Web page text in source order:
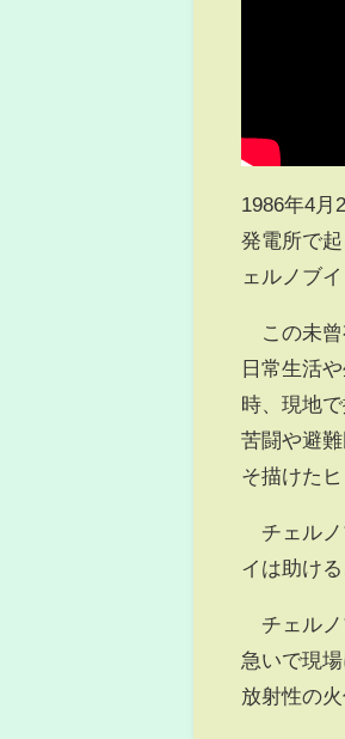
1986年4月
発電所で
ェルノブ
この未曾
日常生活
時、現地
苦闘や避
そ描けた
チェルノ
イは助け
チェルノ
急いで現
放射性の